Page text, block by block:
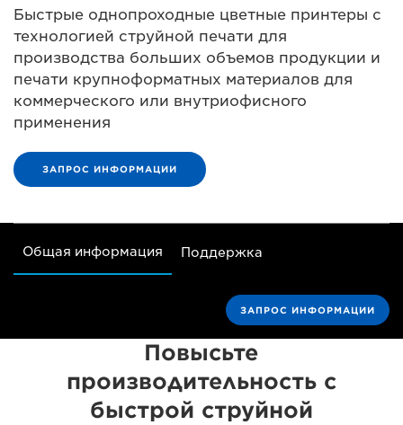
Быстрые однопроходные цветные принтеры с
технологией струйной печати для
производства больших объемов продукции и
печати крупноформатных материалов для
коммерческого или внутриофисного
применения
ЗАПРОС ИНФОРМАЦИИ
Общая информация Поддержка
ЗАПРОС ИНФОРМАЦИИ
Повысьте
производительность с
быстрой струйной